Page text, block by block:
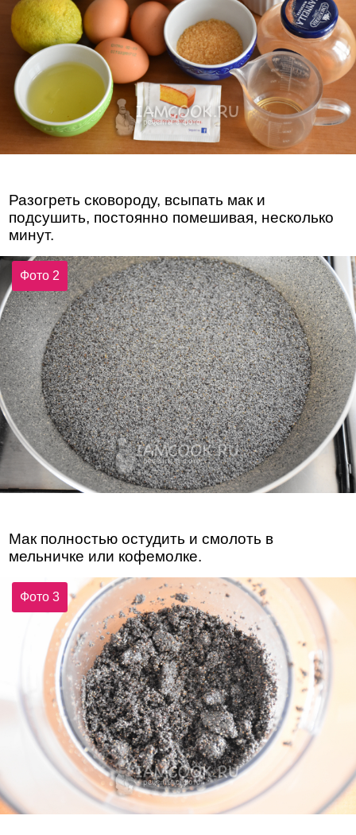
Разогреть сковороду, всыпать мак и
подсушить, постоянно помешивая, несколько
минут.
Фото 2
Мак полностью остудить и смолоть в
мельничке или кофемолке.
Фото 3